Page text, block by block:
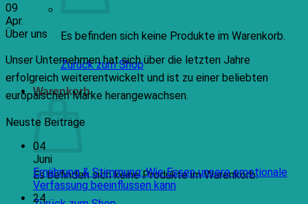
Es befinden sich keine Produkte im Warenkorb.
Zurück zum Shop
Warenkorb
Es befinden sich keine Produkte im Warenkorb.
09
Apr.
Über uns
Unser Unternehmen hat sich über die letzten Jahre
erfolgreich weiterentwickelt und ist zu einer beliebten
europäischen Marke herangewachsen.
Neuste Beiträge
04
Juni
Ernährung & Stimmung: Wie Essen unsere emotionale
Verfassung beeinflussen kann
24